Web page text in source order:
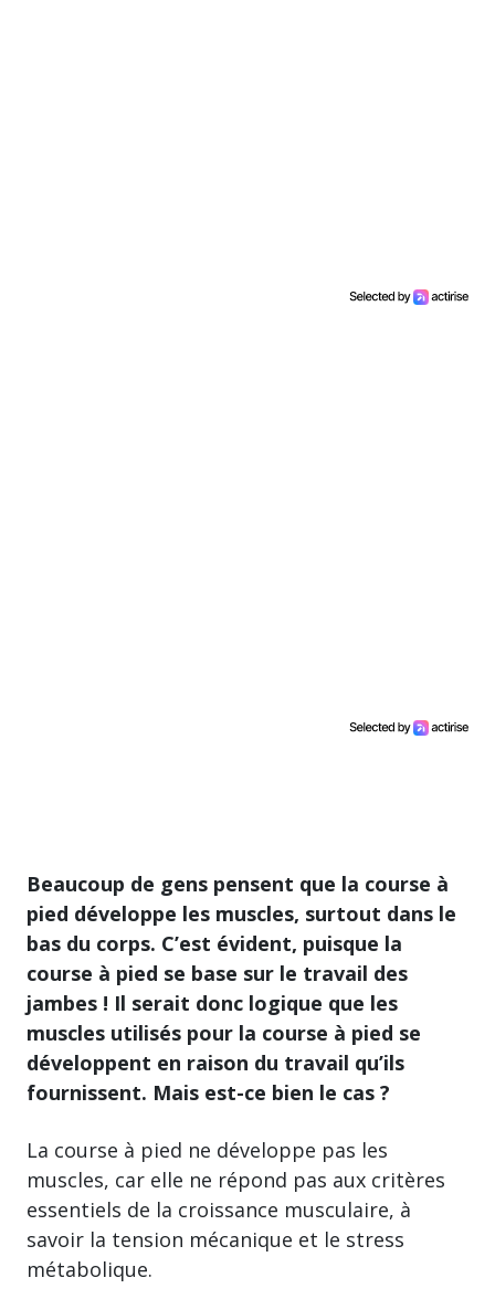
Beaucoup de gens pensent que la course à
pied développe les muscles, surtout dans le
bas du corps. C’est évident, puisque la
course à pied se base sur le travail des
jambes ! Il serait donc logique que les
muscles utilisés pour la course à pied se
développent en raison du travail qu’ils
fournissent. Mais est-ce bien le cas ?
La course à pied ne développe pas les
muscles, car elle ne répond pas aux critères
essentiels de la croissance musculaire, à
savoir la tension mécanique et le stress
métabolique.